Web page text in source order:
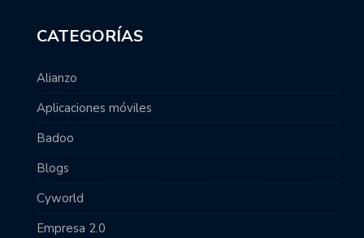
CATEGORÍAS
Alianzo
Aplicaciones móviles
Badoo
Blogs
Cyworld
Empresa 2.0